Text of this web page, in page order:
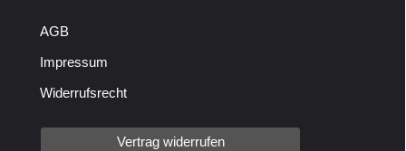
AGB
Impressum
Widerrufsrecht
Vertrag widerrufen